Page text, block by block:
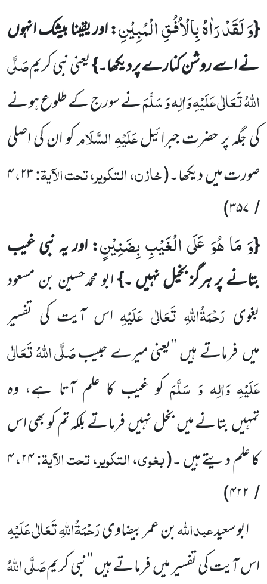
{وَ لَقَدْ رَاٰهُ بِالْاُفُقِ الْمُبِیْنِ: اور یقینا بیشک انہوں
نے اسے روشن کنارے پر دیکھا۔}یعنی نبی کریمصَلَّی
اللّٰہُ تَعَالٰی عَلَیْہِ وَاٰلِہ وَسَلَّمَنے سورج کے طلوع ہونے
کی جگہ پر حضرت جبرائیلعَلَیْہِ السَّلَامکو ان کی اصلی
صورت میںدیکھا۔(خازن، التکویر، تحت الآیۃ:۲۳،۴
/ ۳۵۷)
{وَ مَا هُوَ عَلَى الْغَیْبِ بِضَنِیْنٍ: اور یہ نبی غیب
بتانے پر ہرگز بخیل نہیں ۔}ابو محمدحسین بن مسعود
بغوی رَحْمَۃُاللّٰہِ تَعَالٰی عَلَیْہِ اس آیت کی تفسیر
میںفرماتے ہیں ’’یعنیمیرے حبیبصَلَّی اللّٰہُ تَعَالٰی
عَلَیْہِ وَاٰلِہ وَ سَلَّمَ کو غیب کا علم آتا ہے، وہ
تمہیںبتانےمیںبخل نہیںفرماتے بلکہ تم کو بھی اس
کا علم دیتے ہیں ۔(بغوی، التکویر، تحت الآیۃ:۲۴،۴
/ ۴۲۲)
ابو سعیدعبداللّٰہبن عمر بیضاویرَحْمَۃُاللّٰہِ تَعَالٰی عَلَیْہِ
اس آیت کی تفسیر میںفرماتے ہیں ’’نبی کریمصَلَّی اللّٰہُ